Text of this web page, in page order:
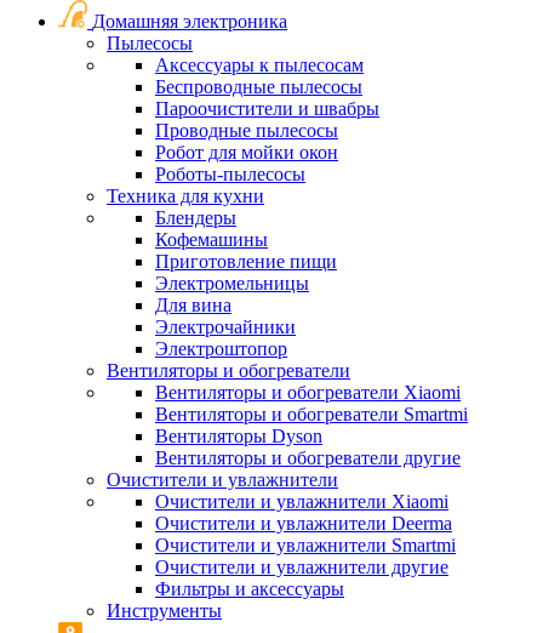
Домашняя электроника
Пылесосы
Аксессуары к пылесосам
Беспроводные пылесосы
Пароочистители и швабры
Проводные пылесосы
Робот для мойки окон
Роботы-пылесосы
Техника для кухни
Блендеры
Кофемашины
Приготовление пищи
Электромельницы
Для вина
Электрочайники
Электроштопор
Вентиляторы и обогреватели
Вентиляторы и обогреватели Xiaomi
Вентиляторы и обогреватели Smartmi
Вентиляторы Dyson
Вентиляторы и обогреватели другие
Очистители и увлажнители
Очистители и увлажнители Xiaomi
Очистители и увлажнители Deerma
Очистители и увлажнители Smartmi
Очистители и увлажнители другие
Фильтры и аксессуары
Инструменты